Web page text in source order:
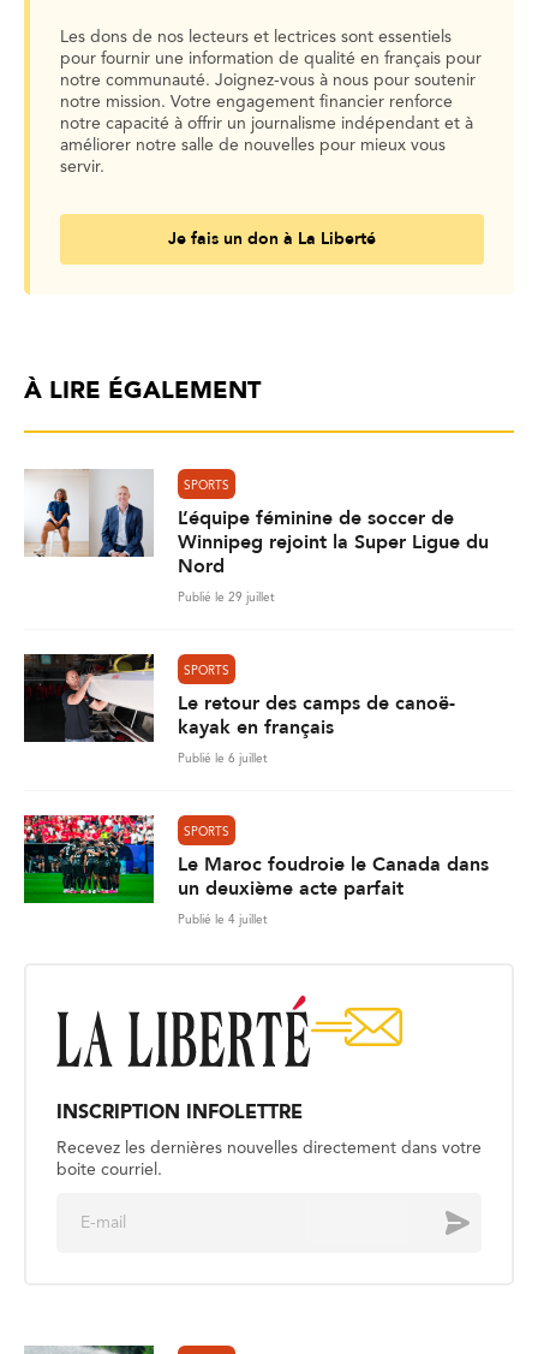
Les dons de nos lecteurs et lectrices sont essentiels
pour fournir une information de qualité en français pour
notre communauté. Joignez-vous à nous pour soutenir
notre mission. Votre engagement financier renforce
notre capacité à offrir un journalisme indépendant et à
améliorer notre salle de nouvelles pour mieux vous
servir.
Je fais un don à La Liberté
À LIRE ÉGALEMENT
SPORTS
L’équipe féminine de soccer de
Winnipeg rejoint la Super Ligue du
Nord
Publié le 29 juillet
SPORTS
Le retour des camps de canoë-
kayak en français
Publié le 6 juillet
SPORTS
Le Maroc foudroie le Canada dans
un deuxième acte parfait
Publié le 4 juillet
INSCRIPTION INFOLETTRE
Recevez les dernières nouvelles directement dans votre
boite courriel.
Envoyer